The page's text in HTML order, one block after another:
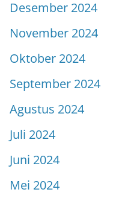
Desember 2024
November 2024
Oktober 2024
September 2024
Agustus 2024
Juli 2024
Juni 2024
Mei 2024